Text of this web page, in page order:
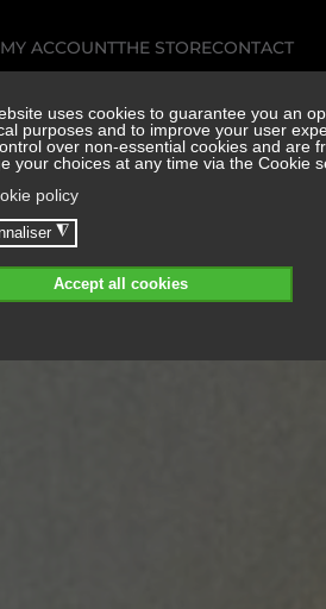
MY ACCOUNTTHE STORECONTACT